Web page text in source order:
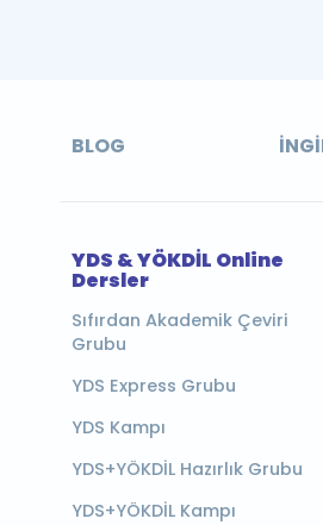
BLOG
YDS & YÖKDİL Online
Dersler
Sıfırdan Akademik Çeviri
Grubu
YDS Express Grubu
YDS Kampı
YDS+YÖKDİL Hazırlık Grubu
YDS+YÖKDİL Kampı